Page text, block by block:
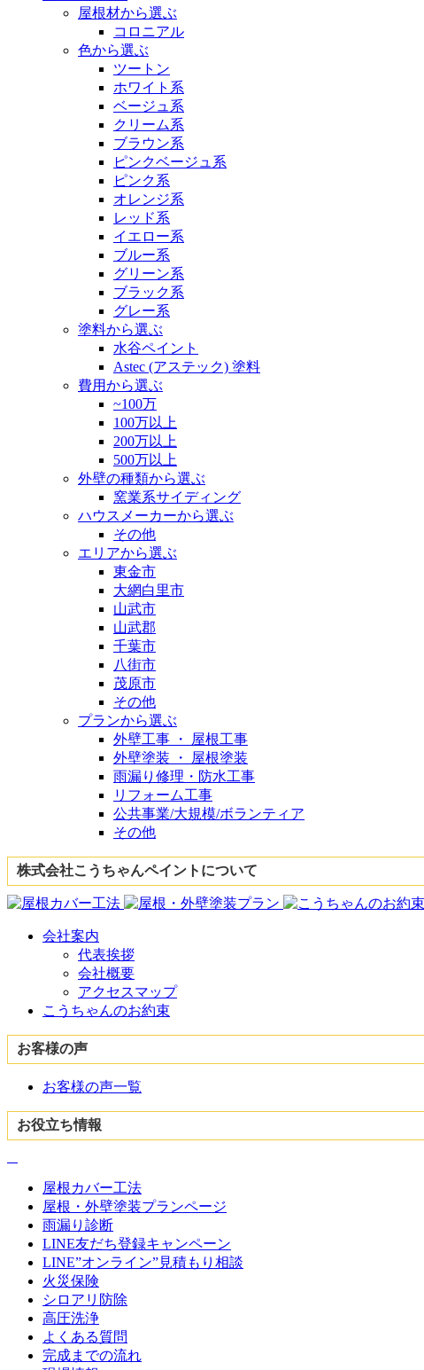
屋根材から選ぶ
コロニアル
色から選ぶ
ツートン
ホワイト系
ベージュ系
クリーム系
ブラウン系
ピンクベージュ系
ピンク系
オレンジ系
レッド系
イエロー系
ブルー系
グリーン系
ブラック系
グレー系
塗料から選ぶ
水谷ペイント
Astec (アステック) 塗料
費用から選ぶ
~100万
100万以上
200万以上
500万以上
外壁の種類から選ぶ
窯業系サイディング
ハウスメーカーから選ぶ
その他
エリアから選ぶ
東金市
大網白里市
山武市
山武郡
千葉市
八街市
茂原市
その他
プランから選ぶ
外壁工事 ・ 屋根工事
外壁塗装 ・ 屋根塗装
雨漏り修理・防水工事
リフォーム工事
公共事業/大規模/ボランティア
その他
株式会社こうちゃんペイントについて
会社案内
代表挨拶
会社概要
アクセスマップ
こうちゃんのお約束
お客様の声
お客様の声一覧
お役立ち情報
屋根カバー工法
屋根・外壁塗装プランページ
雨漏り診断
LINE友だち登録キャンペーン
LINE”オンライン”見積もり相談
火災保険
シロアリ防除
高圧洗浄
よくある質問
完成までの流れ